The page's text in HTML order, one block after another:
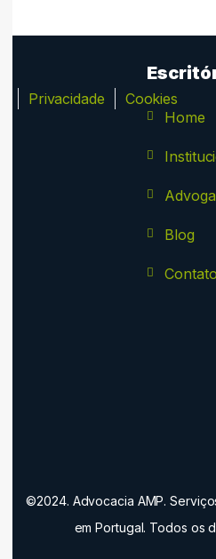
Privacidade Cookies
Home
Blog
Contato
©2024. Advocacia AMP.
em Portugal. Todos os